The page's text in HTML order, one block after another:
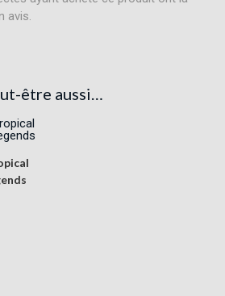
avis.
être aussi…